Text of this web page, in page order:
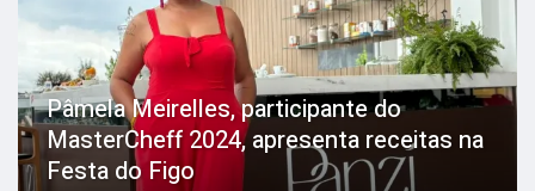
Pâmela Meirelles, participante do
MasterCheff 2024, apresenta receitas na
Festa do Figo